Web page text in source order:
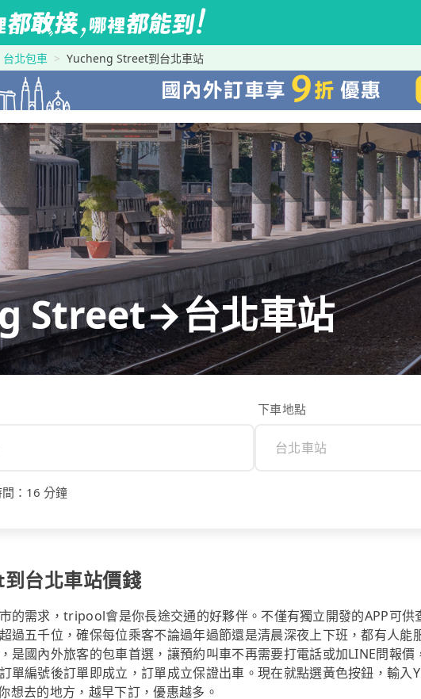
台北包車 Yucheng Street到台北車站
Street→台北車站
下車地點
： 16 分鐘
台北車站價錢
的需求，tripool會是你長途交通的好夥伴。不僅有獨立開發的APP可供
過五千位，確保每位乘客不論過年過節還是清晨深夜上下班，都有人能
是國內外旅客的包車首選，讓預約叫車不再需要打電話或加LINE問報價
單編號後訂單即成立，訂單成立保證出車。現在就點選黃色按鈕，輸入
想去的地方，越早下訂，優惠越多。